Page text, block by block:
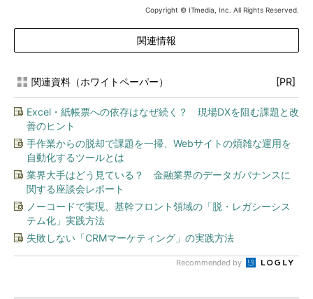
Copyright © ITmedia, Inc. All Rights Reserved.
関連情報
関連資料（ホワイトペーパー） [PR]
Excel・紙帳票への依存はなぜ続く？ 現場DXを阻む課題と改
善のヒント
手作業からの脱却で課題を一掃、Webサイトの煩雑な運用を
自動化するツールとは
業界大手はどう見ている？ 金融業界のデータガバナンスに
関する座談会レポート
ノーコードで実現、基幹フロント領域の「脱・レガシーシス
テム化」実践方法
失敗しない「CRMマーケティング」の実践方法
Recommended by